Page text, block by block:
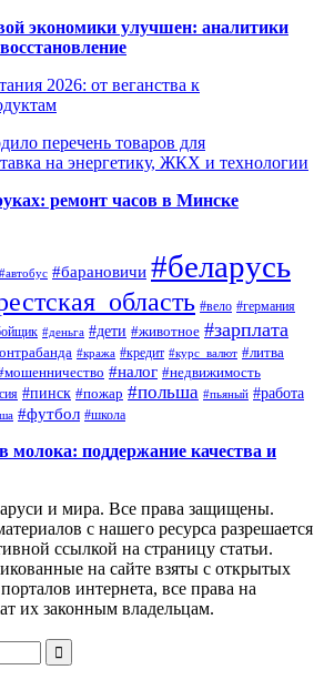
экономики улучшен: аналитики
2026: от веганства к
перечень товаров для
на энергетику, ЖКХ и технологии
ремонт часов в Минске
#автобус #барановичи #беларусь
#вело #германия
#деньга #дети #животное #зарплата
#кража #кредит #курс_валют #литва
#налог #недвижимость
#пинск #пожар #польша #пьяный #работа
#футбол #школа
молока: поддержание качества и
и мира. Все права защищены.
с нашего ресурса разрешается
ссылкой на страницу статьи.
на сайте взяты с открытых
интернета, все права на
их законным владельцам.